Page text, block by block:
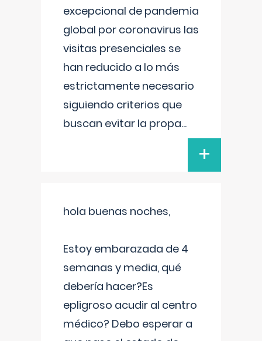
excepcional de pandemia
global por coronavirus las
visitas presenciales se
han reducido a lo más
estrictamente necesario
siguiendo criterios que
buscan evitar la propa...
+
hola buenas noches,
Estoy embarazada de 4
semanas y media, qué
debería hacer?Es
epligroso acudir al centro
médico? Debo esperar a